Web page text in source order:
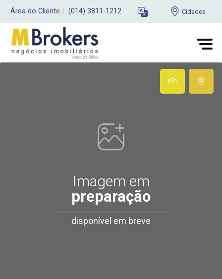
Área do Cliente (014) 3811-1212 Cidades
Imagem em
preparação
disponível em breve